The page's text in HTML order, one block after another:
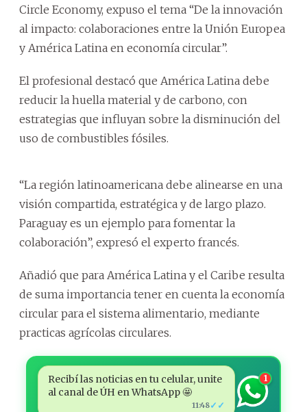
Circle Economy, expuso el tema “De la innovación
al impacto: colaboraciones entre la Unión Europea
y América Latina en economía circular”.
El profesional destacó que América Latina debe
reducir la huella material y de carbono, con
estrategias que influyan sobre la disminución del
uso de combustibles fósiles.
“La región latinoamericana debe alinearse en una
visión compartida, estratégica y de largo plazo.
Paraguay es un ejemplo para fomentar la
colaboración”, expresó el experto francés.
Añadió que para América Latina y el Caribe resulta
de suma importancia tener en cuenta la economía
circular para el sistema alimentario, mediante
practicas agrícolas circulares.
Recibí las noticias en tu celular, unite
al canal de ÚH en WhatsApp 🤩
11:48✓✓
1